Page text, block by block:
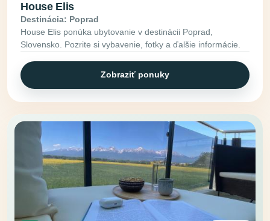
House Elis
Destinácia: Poprad
House Elis ponúka ubytovanie v destinácii Poprad,
Slovensko. Pozrite si vybavenie, fotky a ďalšie informácie.
Zobraziť ponuky